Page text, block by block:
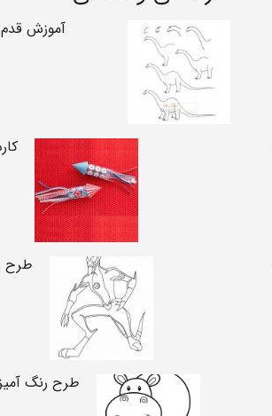
آموزش
طرح
طرح رنگ